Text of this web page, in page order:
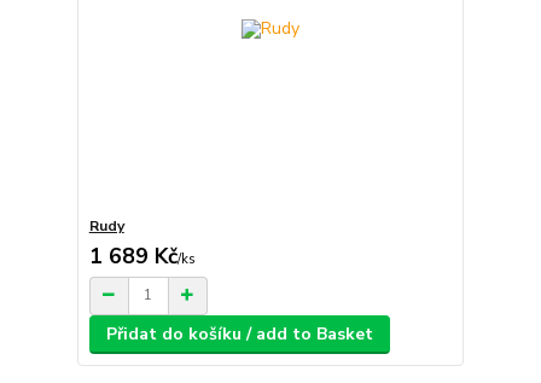
Rudy
1 689 Kč/ks
Přidat do košíku / add to Basket